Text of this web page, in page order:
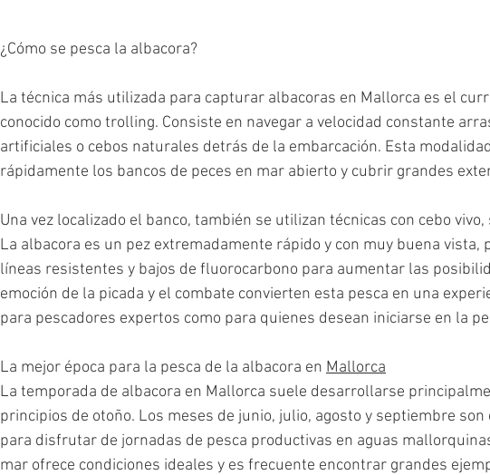
¿Cómo se pesca la albacora?
La técnica más utilizada para capturar albacoras en Mallorca es el
conocido como trolling. Consiste en navegar a velocidad constante
artificiales o cebos naturales detrás de la embarcación. Esta
rápidamente los bancos de peces en mar abierto y cubrir grandes
Una vez localizado el banco, también se utilizan técnicas con cebo
La albacora es un pez extremadamente rápido y con muy buena vista,
líneas resistentes y bajos de fluorocarbono para aumentar las
emoción de la picada y el combate convierten esta pesca en una
para pescadores expertos como para quienes desean iniciarse en la
La mejor época para la pesca de la albacora en Mallorca
La temporada de albacora en Mallorca suele desarrollarse
principios de otoño. Los meses de junio, julio, agosto y septiembre
para disfrutar de jornadas de pesca productivas en aguas
mar ofrece condiciones ideales y es frecuente encontrar grandes